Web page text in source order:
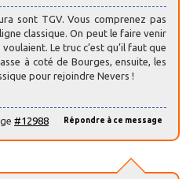
sont TGV. Vous comprenez pas
classique. On peut le faire venir
Le truc c’est qu’il faut que
à coté de Bourges, ensuite, les
pour rejoindre Nevers !
Répondre à ce message
#12988